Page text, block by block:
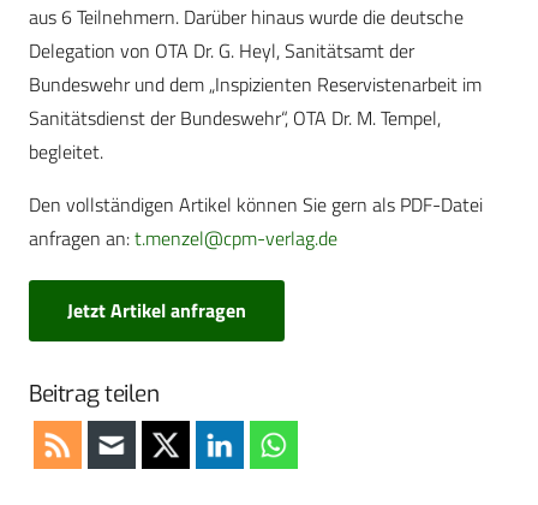
aus 6 Teilnehmern. Darüber hinaus wurde die deutsche
Delegation von OTA Dr. G. Heyl, Sanitätsamt der
Bundeswehr und dem „Inspizienten Reservistenarbeit im
Sanitätsdienst der Bundeswehr“, OTA Dr. M. Tempel,
begleitet.
Den vollständigen Artikel können Sie gern als PDF-Datei
anfragen an:t.menzel@cpm-verlag.de
Jetzt Artikel anfragen
Beitrag teilen